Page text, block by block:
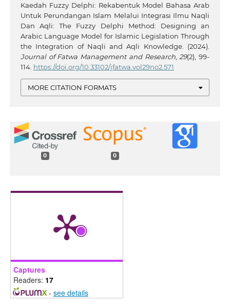
Kaedah Fuzzy Delphi: Rekabentuk Model Bahasa Arab
Untuk Perundangan Islam Melalui Integrasi Ilmu Naqli
Dan Aqli: The Fuzzy Delphi Method: Designing an
Arabic Language Model for Islamic Legislation Through
the Integration of Naqli and Aqli Knowledge. (2024).
Journal of Fatwa Management and Research, 29(2), 99-
114. https://doi.org/10.33102/jfatwa.vol29no2.571
MORE CITATION FORMATS
0 0
Captures
Readers: 17
- see details